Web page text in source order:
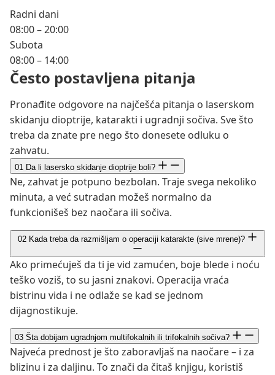
Radni dani
08:00 – 20:00
Subota
08:00 – 14:00
Često postavljena pitanja
Pronađite odgovore na najčešća pitanja o laserskom
skidanju dioptrije, katarakti i ugradnji sočiva. Sve što
treba da znate pre nego što donesete odluku o
zahvatu.
01 Da li lasersko skidanje dioptrije boli?
Ne, zahvat je potpuno bezbolan. Traje svega nekoliko
minuta, a već sutradan možeš normalno da
funkcionišeš bez naočara ili sočiva.
02 Kada treba da razmišljam o operaciji katarakte (sive mrene)?
Ako primećuješ da ti je vid zamućen, boje blede i noću
teško voziš, to su jasni znakovi. Operacija vraća
bistrinu vida i ne odlaže se kad se jednom
dijagnostikuje.
03 Šta dobijam ugradnjom multifokalnih ili trifokalnih sočiva?
Najveća prednost je što zaboravljaš na naočare – i za
blizinu i za daljinu. To znači da čitaš knjigu, koristiš